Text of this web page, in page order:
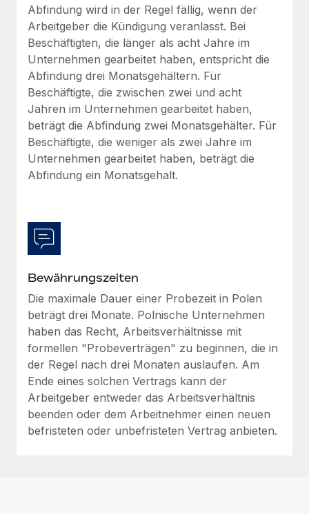
Abfindung wird in der Regel fällig, wenn der
Arbeitgeber die Kündigung veranlasst. Bei
Beschäftigten, die länger als acht Jahre im
Unternehmen gearbeitet haben, entspricht die
Abfindung drei Monatsgehältern. Für
Beschäftigte, die zwischen zwei und acht
Jahren im Unternehmen gearbeitet haben,
beträgt die Abfindung zwei Monatsgehälter. Für
Beschäftigte, die weniger als zwei Jahre im
Unternehmen gearbeitet haben, beträgt die
Abfindung ein Monatsgehalt.
Bewährungszeiten
Die maximale Dauer einer Probezeit in Polen
beträgt drei Monate. Polnische Unternehmen
haben das Recht, Arbeitsverhältnisse mit
formellen "Probeverträgen" zu beginnen, die in
der Regel nach drei Monaten auslaufen. Am
Ende eines solchen Vertrags kann der
Arbeitgeber entweder das Arbeitsverhältnis
beenden oder dem Arbeitnehmer einen neuen
befristeten oder unbefristeten Vertrag anbieten.